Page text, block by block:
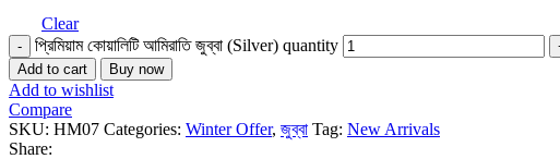
Clear
প্রিমিয়াম কোয়ালিটি আমিরাতি জুব্বা (Silver) quantity
Add to cart Buy now
Add to wishlist
Compare
SKU: HM07 Categories: Winter Offer, জুব্বা Tag: New Arrivals
Share: